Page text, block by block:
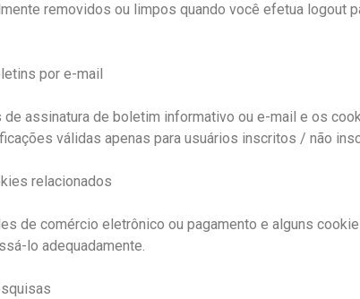
removidos ou limpos quando você efetua logout
por e-mail
assinatura de boletim informativo ou e-mail e os
válidas apenas para usuários inscritos / não
relacionados
de comércio eletrônico ou pagamento e alguns
lo adequadamente.